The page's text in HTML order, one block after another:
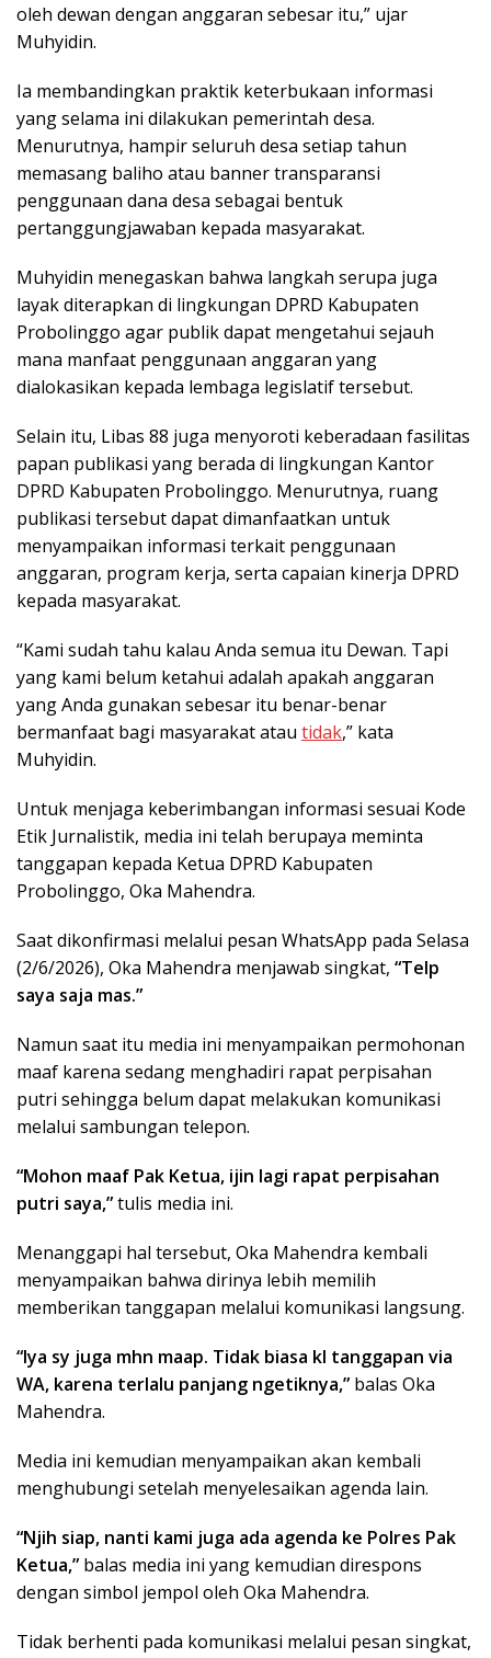
oleh dewan dengan anggaran sebesar itu,” ujar
Muhyidin.
Ia membandingkan praktik keterbukaan informasi
yang selama ini dilakukan pemerintah desa.
Menurutnya, hampir seluruh desa setiap tahun
memasang baliho atau banner transparansi
penggunaan dana desa sebagai bentuk
pertanggungjawaban kepada masyarakat.
Muhyidin menegaskan bahwa langkah serupa juga
layak diterapkan di lingkungan DPRD Kabupaten
Probolinggo agar publik dapat mengetahui sejauh
mana manfaat penggunaan anggaran yang
dialokasikan kepada lembaga legislatif tersebut.
Selain itu, Libas 88 juga menyoroti keberadaan fasilitas
papan publikasi yang berada di lingkungan Kantor
DPRD Kabupaten Probolinggo. Menurutnya, ruang
publikasi tersebut dapat dimanfaatkan untuk
menyampaikan informasi terkait penggunaan
anggaran, program kerja, serta capaian kinerja DPRD
kepada masyarakat.
“Kami sudah tahu kalau Anda semua itu Dewan. Tapi
yang kami belum ketahui adalah apakah anggaran
yang Anda gunakan sebesar itu benar-benar
bermanfaat bagi masyarakat atau tidak,” kata
Muhyidin.
Untuk menjaga keberimbangan informasi sesuai Kode
Etik Jurnalistik, media ini telah berupaya meminta
tanggapan kepada Ketua DPRD Kabupaten
Probolinggo, Oka Mahendra.
Saat dikonfirmasi melalui pesan WhatsApp pada Selasa
(2/6/2026), Oka Mahendra menjawab singkat, “Telp
saya saja mas.”
Namun saat itu media ini menyampaikan permohonan
maaf karena sedang menghadiri rapat perpisahan
putri sehingga belum dapat melakukan komunikasi
melalui sambungan telepon.
“Mohon maaf Pak Ketua, ijin lagi rapat perpisahan
putri saya,”tulis media ini.
Menanggapi hal tersebut, Oka Mahendra kembali
menyampaikan bahwa dirinya lebih memilih
memberikan tanggapan melalui komunikasi langsung.
“Iya sy juga mhn maap. Tidak biasa kl tanggapan via
WA, karena terlalu panjang ngetiknya,” balas Oka
Mahendra.
Media ini kemudian menyampaikan akan kembali
menghubungi setelah menyelesaikan agenda lain.
“Njih siap, nanti kami juga ada agenda ke Polres Pak
Ketua,” balas media ini yang kemudian direspons
dengan simbol jempol oleh Oka Mahendra.
Tidak berhenti pada komunikasi melalui pesan singkat,